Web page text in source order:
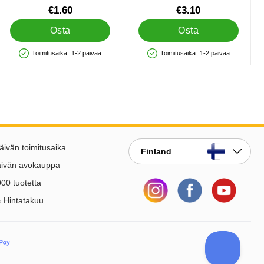
Tuote.nro 84809€1.60
Osta
Saatavuus: Varastossa
Toimitusaika: 1-2 päivää
Tuote.nro 43556€3.10
Osta
Saatavuus: Varastossa
Toimitusaika: 1-2 päivää
toimitusaika
avokauppa
tuotetta
Hintatakuu
Finland